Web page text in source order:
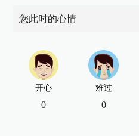
您此时的心情
开心
0
难过
0